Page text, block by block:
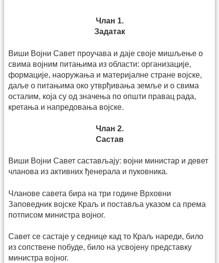
Члан 1.
Задатак
Виши Војни Савет проучава и даје своје мишљење о
свима војним питањима из области: организације,
формације, наоружања и материјалне стране војске,
даље о питањима око утврђивања земље и о свима
осталим, која су од значења по општи правац рада,
кретања и напредовања војске.
Члан 2.
Састав
Виши Војни Савет састављају: војни министар и девет
чланова из активних ђенерала и пуковника.
Чланове савета бира на три године Врховни
Заповедник војске Краљ и поставља указом са према
потписом министра војног.
Савет се састаје у седнице кад то Краљ нареди, било
из сопствене побуде, било на усвојену представку
министра војног.